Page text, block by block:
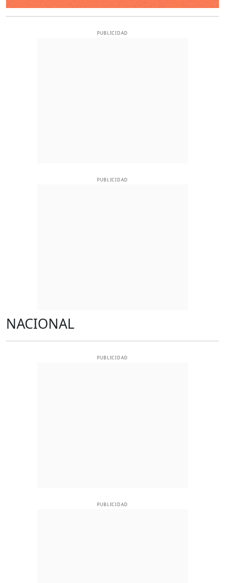
PUBLICIDAD
PUBLICIDAD
NACIONAL
PUBLICIDAD
PUBLICIDAD